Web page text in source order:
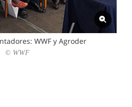
WWF y Agroder
© WWF